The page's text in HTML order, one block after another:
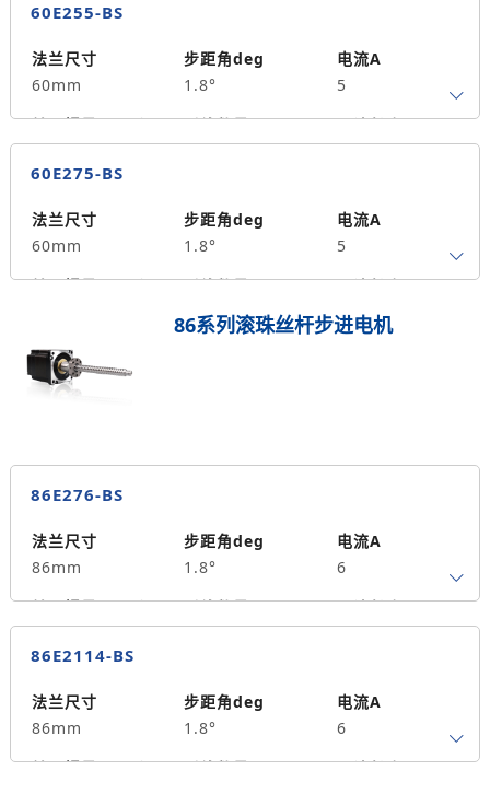
60E255-BS
法兰尺寸
60mm
步距角deg
1.8°
电流A
5
转子惯量g.cm²
4
引线数量
55
马达长度mm
1.5
490
60E275-BS
法兰尺寸
60mm
步距角deg
1.8°
电流A
5
转子惯量g.cm²
引线数量
75
马达长度mm
2.5
保持力矩N.m
690
86系列滚珠丝杆步进电机
86E276-BS
法兰尺寸
86mm
步距角deg
1.8°
电流A
6
转子惯量g.cm²
4
引线数量
76
马达长度mm
4
1300
86E2114-BS
法兰尺寸
86mm
步距角deg
1.8°
电流A
6
转子惯量g.cm²
引线数量
马达长度mm